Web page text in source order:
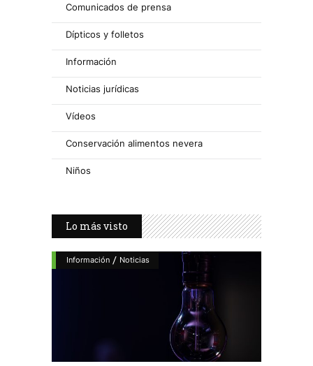
Comunicados de prensa
Dípticos y folletos
Información
Noticias jurídicas
Vídeos
Conservación alimentos nevera
Niños
Lo más visto
Información / Noticias